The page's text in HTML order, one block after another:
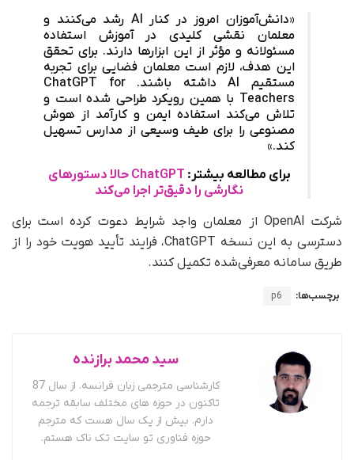
«دانش‌آموزان امروز در کنار AI رشد می‌کنند و
معلمان نقشی کلیدی در آموزش استفاده
مسئولانه و مؤثر از این ابزارها دارند. برای تحقق
این هدف، لازم است معلمان فضایی برای تجربه
مستقیم AI داشته باشند. ChatGPT for
Teachers با همین رویکرد طراحی شده است و
تلاش می‌کند استفاده ایمن و کارآمد از هوش
مصنوعی را برای طیف وسیعی از مدارس تسهیل
کند.»
برای مطالعه بیشتر:
ChatGPT حالا دستورهای
نگارشی را دقیق‌تر اجرا می‌کند
شرکت OpenAI از معلمان واجد شرایط دعوت کرده است برای
دسترسی به این نسخه ChatGPT، فرایند تأیید هویت خود را از
طریق سامانه معرفی‌شده تکمیل کنند.
برچسب‌ها: p6
سید محمد برازنده
کارشناسی مترجمی زبان فرانسه. از سال 87
تاکنون در حوزه های مختلف سابقه ترجمه
دارم. بیش از یک سال هست که مترجم
حوزه فناوری تو سایت تک ناک هستم.